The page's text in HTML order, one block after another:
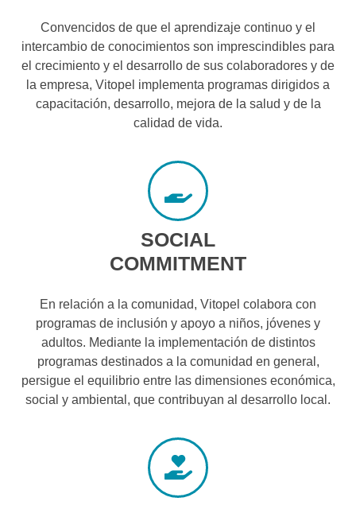
Convencidos de que el aprendizaje continuo y el
intercambio de conocimientos son imprescindibles para
el crecimiento y el desarrollo de sus colaboradores y de
la empresa, Vitopel implementa programas dirigidos a
capacitación, desarrollo, mejora de la salud y de la
calidad de vida.
SOCIAL
COMMITMENT
En relación a la comunidad, Vitopel colabora con
programas de inclusión y apoyo a niños, jóvenes y
adultos. Mediante la implementación de distintos
programas destinados a la comunidad en general,
persigue el equilibrio entre las dimensiones económica,
social y ambiental, que contribuyan al desarrollo local.